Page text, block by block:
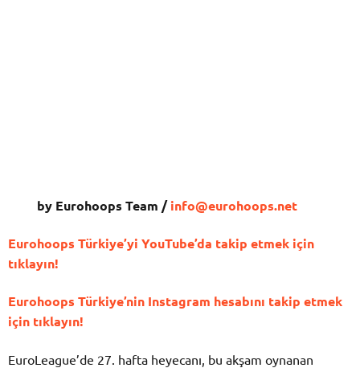
by Eurohoops Team /info@eurohoops.net
Eurohoops Türkiye’yi YouTube’da takip etmek için
tıklayın!
Eurohoops Türkiye’nin Instagram hesabını takip etmek
için tıklayın!
EuroLeague’de 27. hafta heyecanı, bu akşam oynanan